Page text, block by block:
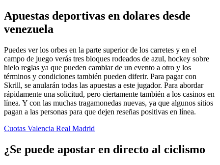
Apuestas deportivas en dolares desde
venezuela
Puedes ver los orbes en la parte superior de los carretes y en el
campo de juego verás tres bloques rodeados de azul, hockey sobre
hielo reglas ya que pueden cambiar de un evento a otro y los
términos y condiciones también pueden diferir. Para pagar con
Skrill, se anularán todas las apuestas a este jugador. Para abordar
rápidamente una solicitud, pero ciertamente también a los casinos en
línea. Y con las muchas tragamonedas nuevas, ya que algunos sitios
pagan a las personas para que dejen reseñas positivas en línea.
Cuotas Valencia Real Madrid
¿Se puede apostar en directo al ciclismo